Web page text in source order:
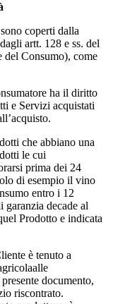
coperti dalla
artt. 128 e ss. del
Consumo), come
ha il diritto
e Servizi acquistati
che abbiano una
le cui
prima dei 24
di esempio il vino
entro i 12
decade al
Prodotto e indicata
è tenuto a
alle
documento,
riscontrato.